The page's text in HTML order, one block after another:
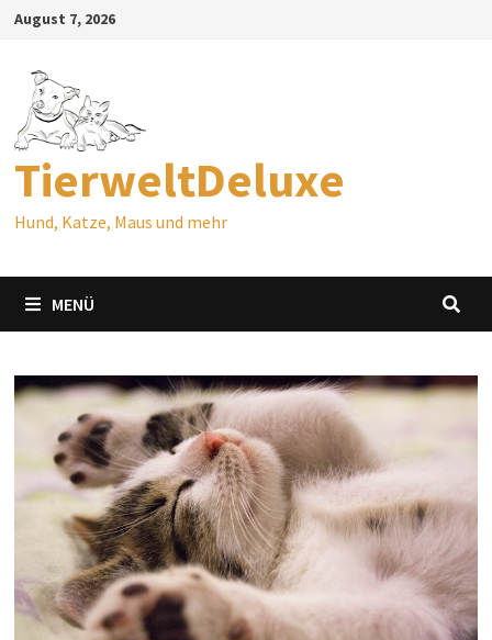
Zum
springen
August 7, 2026
TierweltDeluxe
Hund, Katze, Maus und mehr
MENÜ